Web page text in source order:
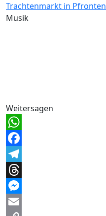
Trachtenmarkt in Pfronten
Musik
Weitersagen
WhatsApp
Facebook
Telegram
Threads
Messenger